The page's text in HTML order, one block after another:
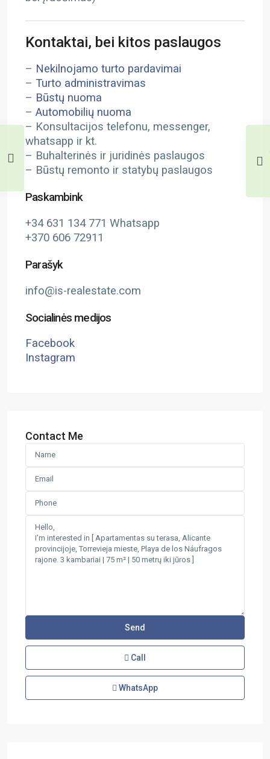
Kontaktai, bei kitos paslaugos
– Nekilnojamo turto pardavimai
– Turto administravimas
– Būstų nuoma
– Automobilių nuoma
– Konsultacijos telefonu, messenger,
whatsapp ir kt.
– Buhalterinės ir juridinės paslaugos
– Būstų remonto ir statybų paslaugos
Paskambink
+34 631 134 771 Whatsapp
+370 606 72911
Parašyk
info@is-realestate.com
Socialinės medijos
Facebook
Instagram
Contact Me
Call
WhatsApp